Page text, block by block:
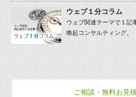
ウェブ１分コラム
ウェブ関連テーマで１記
喚起コンサルティング。
ご相談・無料お見